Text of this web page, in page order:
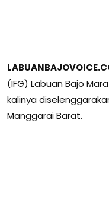
(IFG) Labuan Bajo
kalinya
Manggarai Barat.